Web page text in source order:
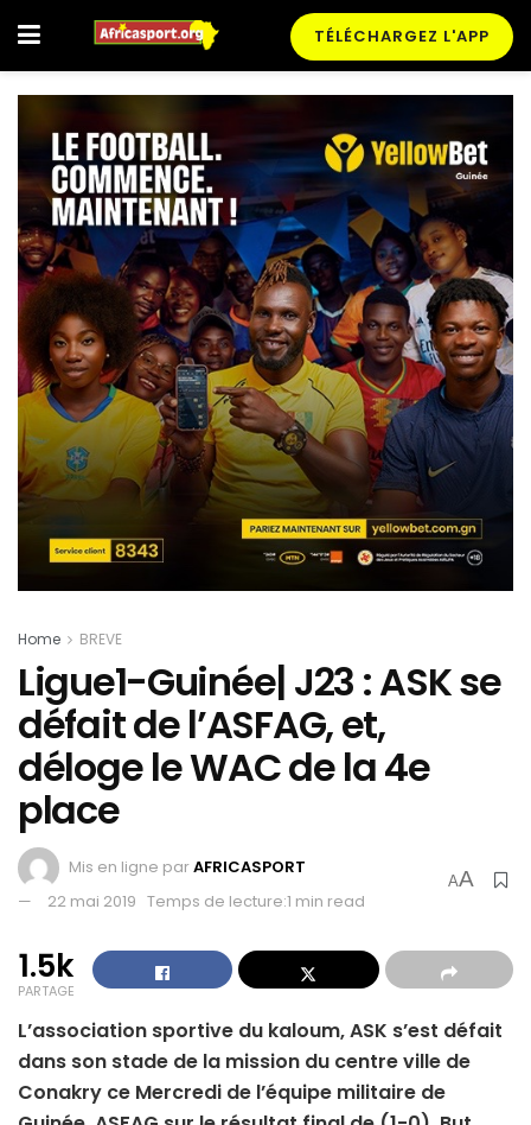
TÉLÉCHARGEZ L'APP
Home BREVE
Ligue1-Guinée| J23 : ASK se
défait de l’ASFAG, et,
déloge le WAC de la 4e
place
Mis en ligne parAFRICASPORT
22 mai 2019 Temps de lecture:1 min read
AA
1.5k
PARTAGE
L’association sportive du kaloum, ASK s’est défait
dans son stade de la mission du centre ville de
Conakry ce Mercredi de l’équipe militaire de